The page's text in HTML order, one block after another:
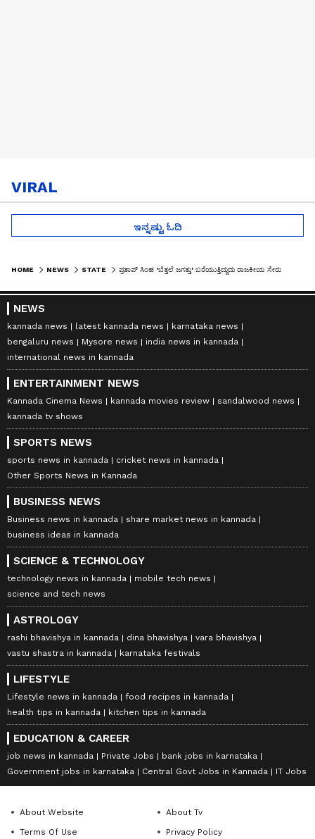
VIRAL
ಇನ್ನಷ್ಟು ಓದಿ
HOME NEWS STATE
NEWS
kannada news latest kannada news
karnataka news
bengaluru news
Mysore news
india news in kannada
international news in kannada
ENTERTAINMENT NEWS
Kannada Cinema News kannada movies review
sandalwood news
kannada tv shows
SPORTS NEWS
sports news in kannada
cricket news in kannada
Other Sports News in Kannada
BUSINESS NEWS
Business news in kannada
share market news in kannada
business ideas in kannada
SCIENCE & TECHNOLOGY
technology news in kannada
mobile tech news
science and tech news
ASTROLOGY
rashi bhavishya in kannada dina bhavishya
vara bhavishya
vastu shastra in kannada
karnataka festivals
LIFESTYLE
Lifestyle news in kannada
food recipes in kannada
health tips in kannada
kitchen tips in kannada
EDUCATION & CAREER
job news in kannada Private Jobs
bank jobs in karnataka
Government jobs in karnataka
Central Govt Jobs in Kannada IT Jobs
About Website
About Tv
Terms Of Use
Privacy Policy